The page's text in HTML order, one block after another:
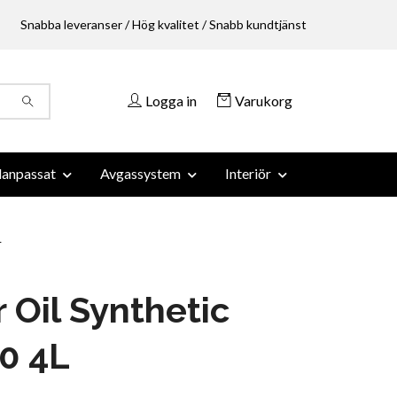
Snabba leveranser / Hög kvalitet / Snabb kundtjänst
Logga in Varukorg
Avgassystem Interiör
Oil Synthetic
4L